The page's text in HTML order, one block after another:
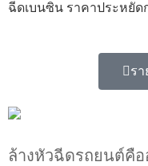
ฉีดเบนซิน ราคาประหยัด
รา
ล้างหัวฉีดรถยนต์คือ